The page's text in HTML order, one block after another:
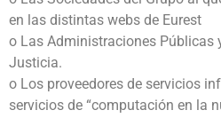
en las distintas webs de Eurest
o Las Administraciones Públicas
Justicia.
o Los proveedores de servicios
servicios de “computación en la